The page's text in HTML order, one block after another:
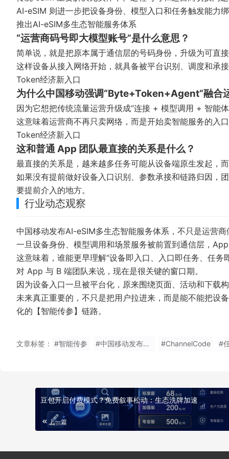
AI-eSIM 则进一步把设备身份、模型入口和任务触发能力
推出AI-eSIM多生态智能服务体系
“运营商码号即大模型账号”是什么意思？
简单说，就是把原本属于通信层的号码身份，升级为可直
这样设备从接入网络开始，就具备被平台识别、调度和承
Token经济新入口
为什么中国移动强调“Byte+Token+Agent”融合
因为它想把传统流量运营升级成“连接 + 模型调用 + 智能
这意味着运营商不再只卖网络，而是开始卖智能服务的入
Token经济新入口
这和普通 App 团队最直接的关系是什么？
最直接的关系是，越来越多任务可能从设备端原生发起，
如果没有提前做好设备入口识别、参数承接和链路归因，
要提前介入的地方。
行业动态观察
中国移动发布AI-eSIM多生态智能服务体系，不只是运营
一旦设备身份、模型调用和场景服务被前置到通信层，
这意味着，谁能更早理解“设备即入口、入口即任务、任
对 App 与 B 端团队来说，现在是很关键的窗口期。
因为设备入口一旦被平台化，原来围绕页面、活动和下载
未来真正重要的，不只是把用户拉进来，而是能不能把设
化的【智能传参】链路。
文章标签： #智能传参 #中国移动发布AI-eSIM多生态智能服务体系 #ChannelCode #
豆包开启付费模式？免费叙事松动：生态洗牌加速
上一篇